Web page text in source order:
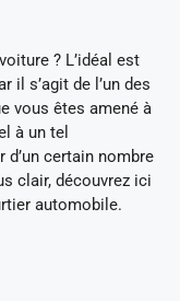
? L’idéal est
il s’agit de l’un des
vous êtes amené à
à un tel
certain nombre
clair, découvrez ici
automobile.